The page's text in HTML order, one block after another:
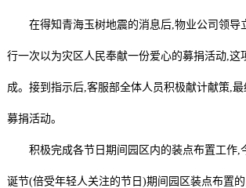
在得知青海玉树地震的消息后,物业公司领导
行一次以为灾区人民奉献一份爱心的募捐活动,这
成。接到指示后,客服部全体人员积极献计献策,
募捐活动。
积极完成各节日期间园区内的装点布置工作,
诞节(倍受年轻人关注的节日)期间园区装点布置